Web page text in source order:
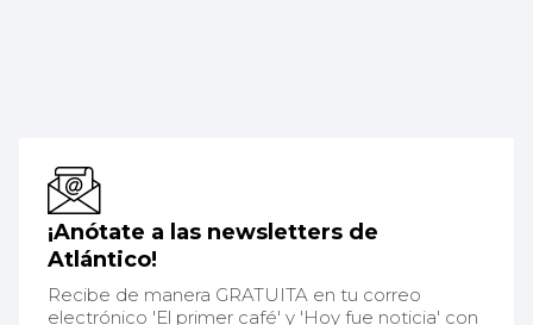
¡Anótate a las newsletters de
Atlántico!
Recibe de manera GRATUITA en tu correo
electrónico 'El primer café' y 'Hoy fue noticia' con